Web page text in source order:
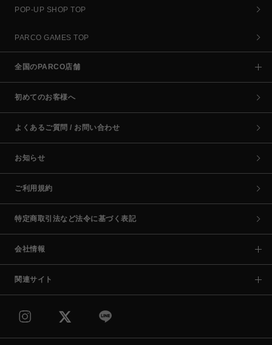
POP-UP SHOP TOP
PARCO GAMES TOP
全国のPARCO店舗
初めてのお客様へ
よくあるご質問 / お問い合わせ
お知らせ
ご利用規約
特定商取引法など法令に基づく表記
会社情報
関連サイト